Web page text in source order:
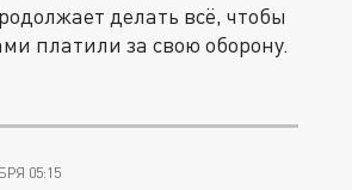
делать всё, чтобы
платили за свою оборону.
05:15